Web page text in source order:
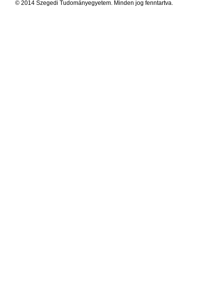
© 2014 Szegedi Tudományegyetem. Minden jog fenntartva.